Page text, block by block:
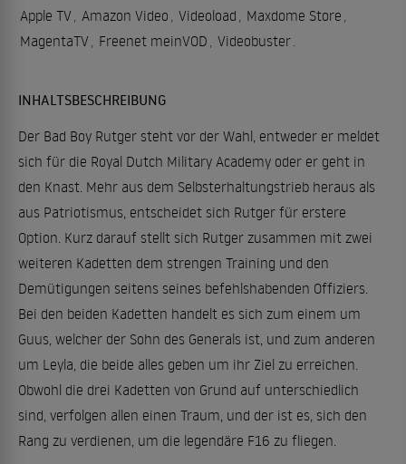
Apple TV, Amazon Video , Videoload , Maxdome Store ,
MagentaTV, Freenet meinVOD , Videobuster.
INHALTSBESCHREIBUNG
Der Bad Boy Rutger steht vor der Wahl, entweder er meldet
sich für die Royal Dutch Military Academy oder er geht in
den Knast. Mehr aus dem Selbsterhaltungstrieb heraus als
aus Patriotismus, entscheidet sich Rutger für erstere
Option. Kurz darauf stellt sich Rutger zusammen mit zwei
weiteren Kadetten dem strengen Training und den
Demütigungen seitens seines befehlshabenden Offiziers.
Bei den beiden Kadetten handelt es sich zum einem um
Guus, welcher der Sohn des Generals ist, und zum anderen
um Leyla, die beide alles geben um ihr Ziel zu erreichen.
Obwohl die drei Kadetten von Grund auf unterschiedlich
sind, verfolgen allen einen Traum, und der ist es, sich den
Rang zu verdienen, um die legendäre F16 zu fliegen.